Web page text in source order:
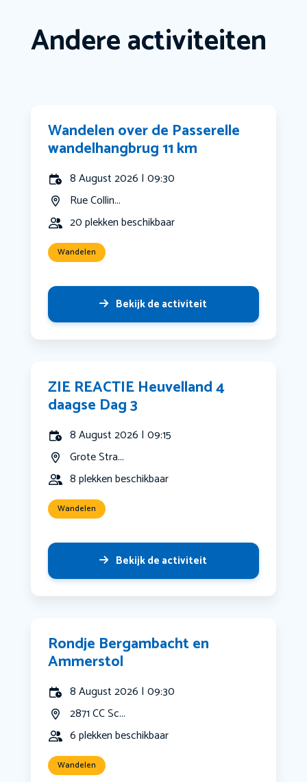
Andere activiteiten
Wandelen over de Passerelle
wandelhangbrug 11 km
8 August 2026 | 09:30
Rue Collin...
20 plekken beschikbaar
Wandelen
Bekijk de activiteit
ZIE REACTIE Heuvelland 4
daagse Dag 3
8 August 2026 | 09:15
Grote Stra...
8 plekken beschikbaar
Wandelen
Bekijk de activiteit
Rondje Bergambacht en
Ammerstol
8 August 2026 | 09:30
2871 CC Sc...
6 plekken beschikbaar
Wandelen